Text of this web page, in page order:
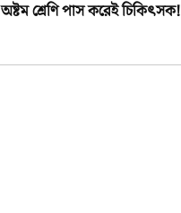
অষ্টম শ্রেণি পাস করেই চিকিৎসক!